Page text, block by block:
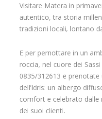
Visitare Matera in
autentico, tra storia
tradizioni locali, lontano
E per pernottare in un
roccia, nel cuore dei
0835/312613 e
dell’Idris: un albergo
comfort e celebrato dalle
dei suoi clienti.